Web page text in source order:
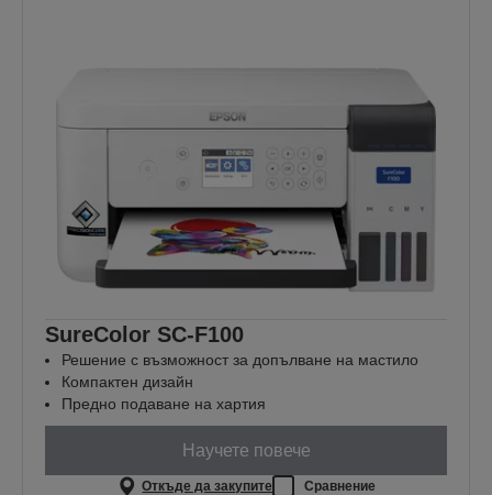
SureColor SC-F100
Решение с възможност за допълване на мастило
Компактен дизайн
Предно подаване на хартия
Научете повече
Откъде да закупите Сравнение